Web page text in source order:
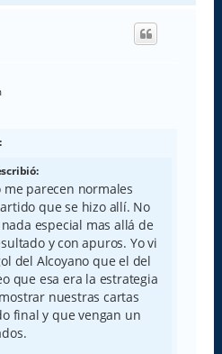
r
me parecen normales
que se hizo allí. No
especial mas allá de
y con apuros. Yo vi
del Alcoyano que el del
que esa era la estrategia
nuestras cartas
final y que vengan un